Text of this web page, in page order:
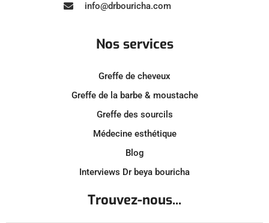
info@drbouricha.com
Nos services
Greffe de cheveux
Greffe de la barbe & moustache
Greffe des sourcils
Médecine esthétique
Blog
Interviews Dr beya bouricha
Trouvez-nous...